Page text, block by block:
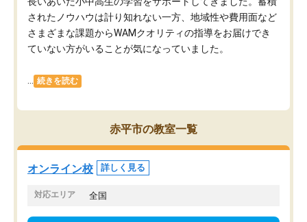
されたノウハウは計り知れない一方、地域性や費用面など
さまざまな課題からWAMクオリティの指導をお届けでき
ていない方がいることが気になっていました。
続きを読む
赤平市の教室一覧
オンライン校 詳しく見る
対応エリア 全国